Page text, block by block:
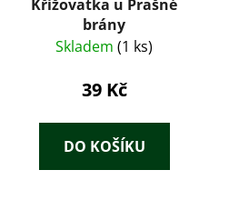
Křižovatka u Prašné
brány
Skladem (1 ks)
39 Kč
DO KOŠÍKU